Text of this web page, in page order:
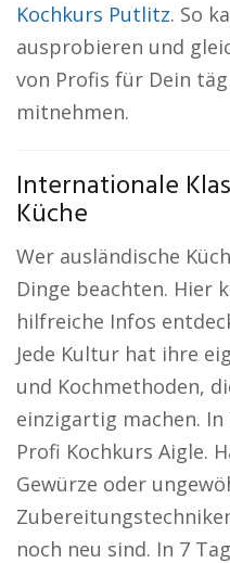
Kochkurs Putlitz. So
ausprobieren und
von Profis für Dein
mitnehmen.
Internationale
Küche
Wer ausländische
Dinge beachten. Hier
hilfreiche Infos
Jede Kultur hat ihre
und Kochmethoden,
einzigartig machen. In
Profi Kochkurs Aigle.
Gewürze oder
noch neu sind. In 7